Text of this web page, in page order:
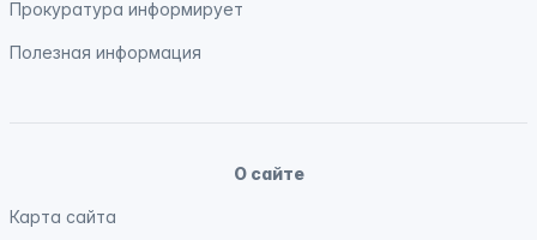
Прокуратура информирует
Полезная информация
О сайте
Карта сайта